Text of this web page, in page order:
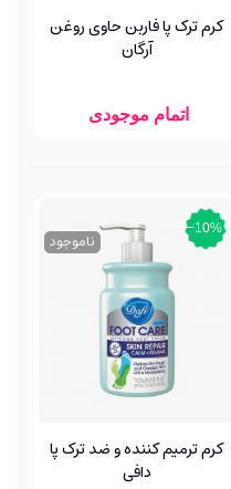
کرم ترک پا فاربن حاوی روغن
آرگان
اتمام موجودی
‎−10%
ناموجود
کرم ترمیم کننده و ضد ترک پا
دافی